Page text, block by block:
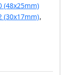
(48x25mm)
(30x17mm),